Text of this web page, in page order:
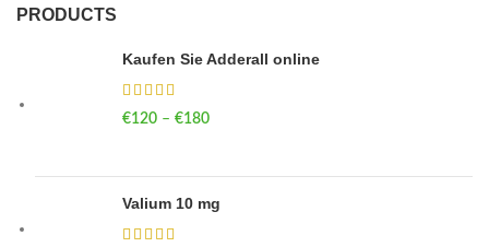
PRODUCTS
Kaufen Sie Adderall online
€120 – €180
Valium 10 mg